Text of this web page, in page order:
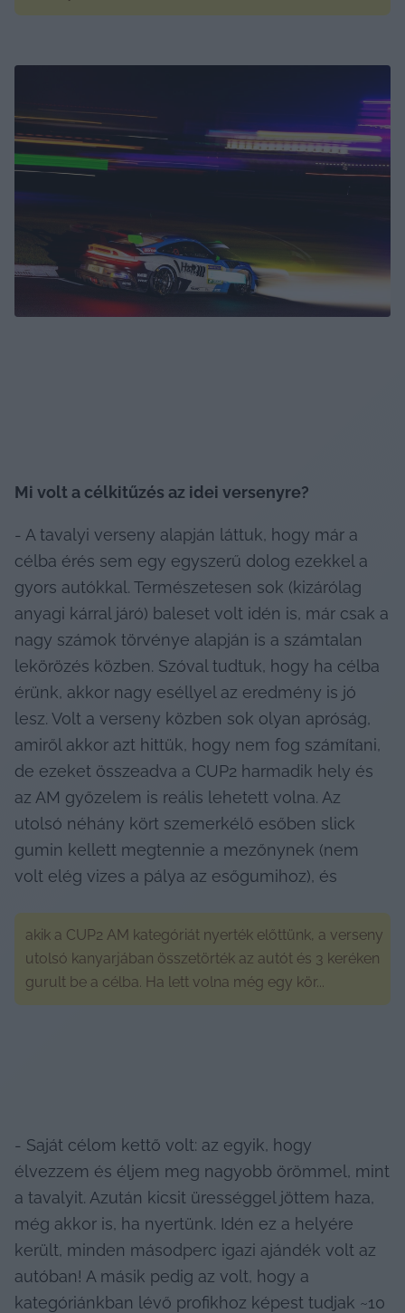
Mi volt a célkitűzés az idei versenyre?
- A tavalyi verseny alapján láttuk, hogy már a
célba érés sem egy egyszerű dolog ezekkel a
gyors autókkal. Természetesen sok (kizárólag
anyagi kárral járó) baleset volt idén is, már csak a
nagy számok törvénye alapján is a számtalan
lekörözés közben. Szóval tudtuk, hogy ha célba
érünk, akkor nagy eséllyel az eredmény is jó
lesz. Volt a verseny közben sok olyan apróság,
amiről akkor azt hittük, hogy nem fog számítani,
de ezeket összeadva a CUP2 harmadik hely és
az AM győzelem is reális lehetett volna. Az
utolsó néhány kört szemerkélő esőben slick
gumin kellett megtennie a mezőnynek (nem
volt elég vizes a pálya az esőgumihoz), és
akik a CUP2 AM kategóriát nyerték előttünk, a verseny
utolsó kanyarjában összetörték az autót és 3 keréken
gurult be a célba. Ha lett volna még egy kör...
- Saját célom kettő volt: az egyik, hogy
élvezzem és éljem meg nagyobb örömmel, mint
a tavalyit. Azután kicsit ürességgel jöttem haza,
még akkor is, ha nyertünk. Idén ez a helyére
került, minden másodperc igazi ajándék volt az
autóban! A másik pedig az volt, hogy a
kategóriánkban lévő profikhoz képest tudjak ~10